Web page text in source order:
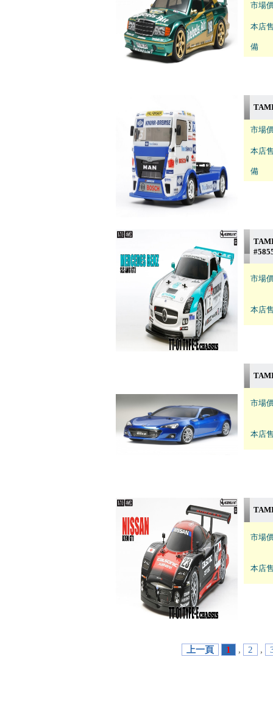
市場
本店
備
市場
本店
備
市場
本店
市場
本店
市場
本店
上一頁 1 , 2 ,